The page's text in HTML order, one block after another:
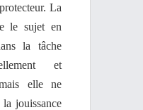
La
le sujet en
la tâche
et
elle ne
jouissance